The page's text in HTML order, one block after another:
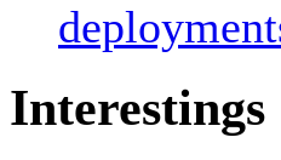
Interestings